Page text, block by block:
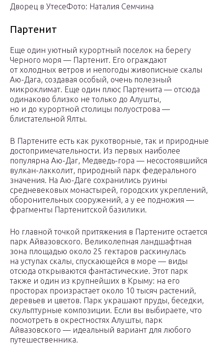
Дворец в УтесеФото: Наталия Семчина
Партенит
Еще один уютный курортный поселок на берегу
Черного моря — Партенит. Его ограждают
от холодных ветров и непогоды живописные скалы
Аю-Дага, создавая особый, очень полезный
микроклимат. Еще один плюс Партенита — отсюда
одинаково близко не только до Алушты,
но и до курортной столицы полуострова —
блистательной Ялты.
В Партените есть как рукотворные, так и природные
достопримечательности. Из первых наиболее
популярна Аю-Даг, Медведь-гора — несостоявшийся
вулкан-лакколит, природный парк федерального
значения. На Аю-Даге сохранились руины
средневековых монастырей, городских укреплений,
оборонительных сооружений, а у ее подножия —
фрагменты Партенитской базилики.
Но главной точкой притяжения в Партените остается
парк Айвазовского. Великолепная ландшафтная
зона площадью около 25 гектаров раскинулась
на уступах скалы, спускающейся в море — виды
отсюда открываются фантастические. Этот парк
также и один из крупнейших в Крыму: на его
просторах произрастает около 10 тысяч растений,
деревьев и цветов. Парк украшают пруды, беседки,
скульптурные композиции. Если вы выбираете, что
посмотреть в окрестностях Алушты, парк
Айвазовского — идеальный вариант для любого
путешественника.